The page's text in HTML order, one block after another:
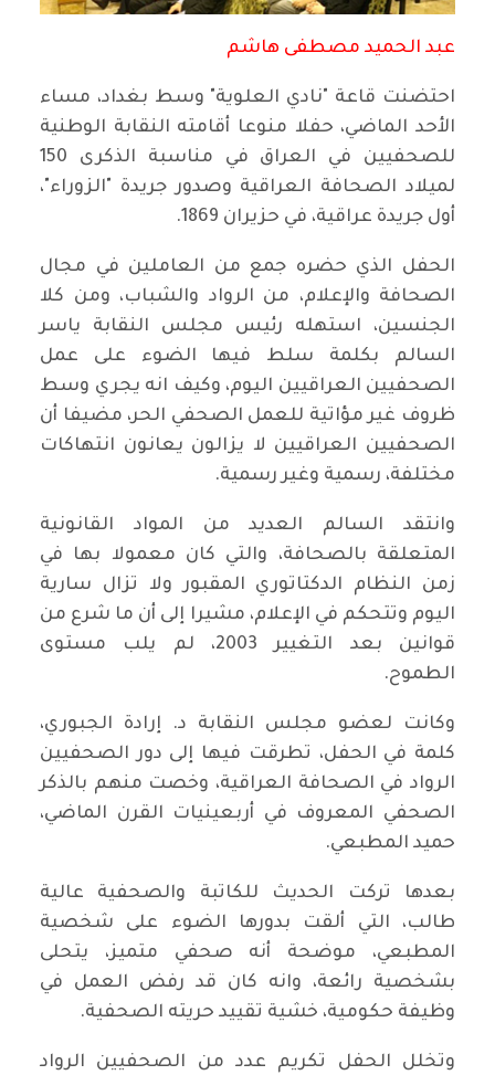
عبد الحميد مصطفى هاشم
احتضنت قاعة "نادي العلوية" وسط بغداد، مساء
الأحد الماضي، حفلا منوعا أقامته النقابة الوطنية
للصحفيين في العراق في مناسبة الذكرى 150
لميلاد الصحافة العراقية وصدور جريدة "الزوراء"،
أول جريدة عراقية، في حزيران 1869.
الحفل الذي حضره جمع من العاملين في مجال
الصحافة والإعلام، من الرواد والشباب، ومن كلا
الجنسين، استهله رئيس مجلس النقابة ياسر
السالم بكلمة سلط فيها الضوء على عمل
الصحفيين العراقيين اليوم، وكيف انه يجري وسط
ظروف غير مؤاتية للعمل الصحفي الحر، مضيفا أن
الصحفيين العراقيين لا يزالون يعانون انتهاكات
مختلفة، رسمية وغير رسمية.
وانتقد السالم العديد من المواد القانونية
المتعلقة بالصحافة، والتي كان معمولا بها في
زمن النظام الدكتاتوري المقبور ولا تزال سارية
اليوم وتتحكم في الإعلام، مشيرا إلى أن ما شرع من
قوانين بعد التغيير 2003، لم يلب مستوى
الطموح.
وكانت لعضو مجلس النقابة د. إرادة الجبوري،
كلمة في الحفل، تطرقت فيها إلى دور الصحفيين
الرواد في الصحافة العراقية، وخصت منهم بالذكر
الصحفي المعروف في أربعينيات القرن الماضي،
حميد المطبعي.
بعدها تركت الحديث للكاتبة والصحفية عالية
طالب، التي ألقت بدورها الضوء على شخصية
المطبعي، موضحة أنه صحفي متميز، يتحلى
بشخصية رائعة، وانه كان قد رفض العمل في
وظيفة حكومية، خشية تقييد حريته الصحفية.
وتخلل الحفل تكريم عدد من الصحفيين الرواد